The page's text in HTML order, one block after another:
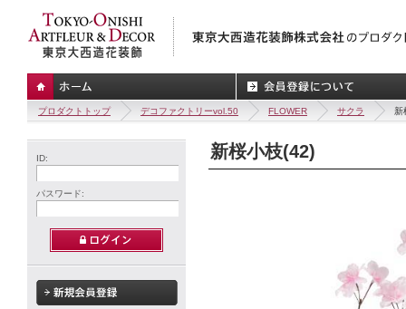
プロダクトトップ デコファクトリーvol.50 FLOWER サクラ 新
ID:
パスワード:
新桜小枝(42)